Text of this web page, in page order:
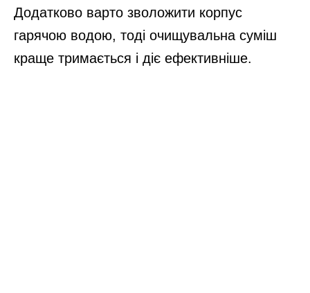
Додатково варто зволожити корпус
гарячою водою, тоді очищувальна суміш
краще тримається і діє ефективніше.